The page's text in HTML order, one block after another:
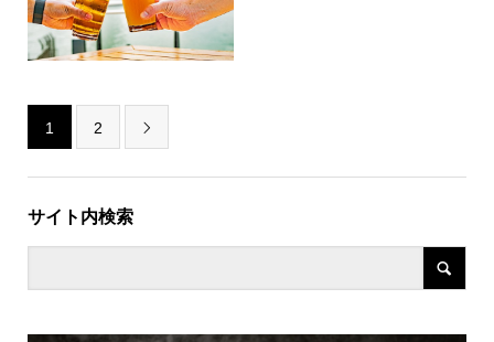
1 2 
サイト内検索